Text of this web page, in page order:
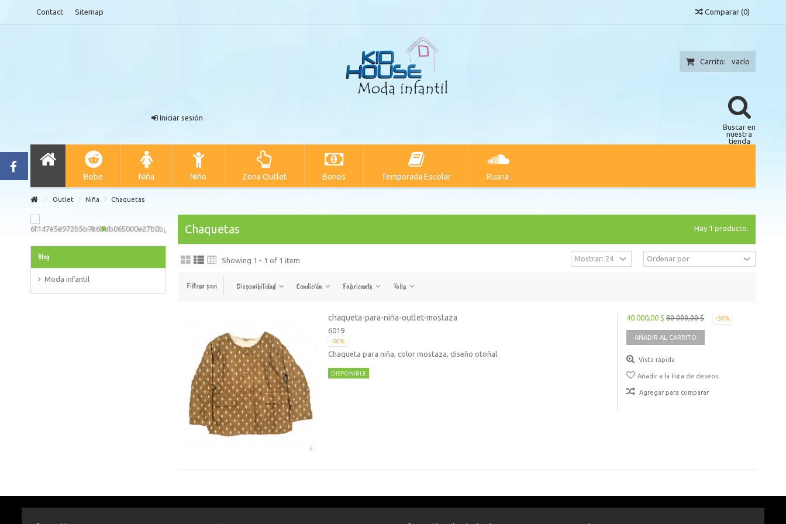
Contact Sitemap Comparar (0)
Carrito: vacío
Buscar en
nuestra
tienda
Iniciar sesión
Bebe Niña Niño Zona Outlet Bonos Temporada Escolar Ruana
Outlet Niña Chaquetas
Chaquetas Hay 1 producto.
Showing 1 - 1 of 1 item
Filtrar por: Disponibilidad Condición Fabricante Talla
chaqueta-para-niña-outlet-mostaza
6019
-50%
Chaqueta para niña, color mostaza, diseño otoñal.
DISPONIBLE
40 000,00 $ 80 000,00 $ -50%
AÑADIR AL CARRITO
Vista rápida
Añadir a la lista de deseos
Agregar para comparar
Blog
Moda infantil